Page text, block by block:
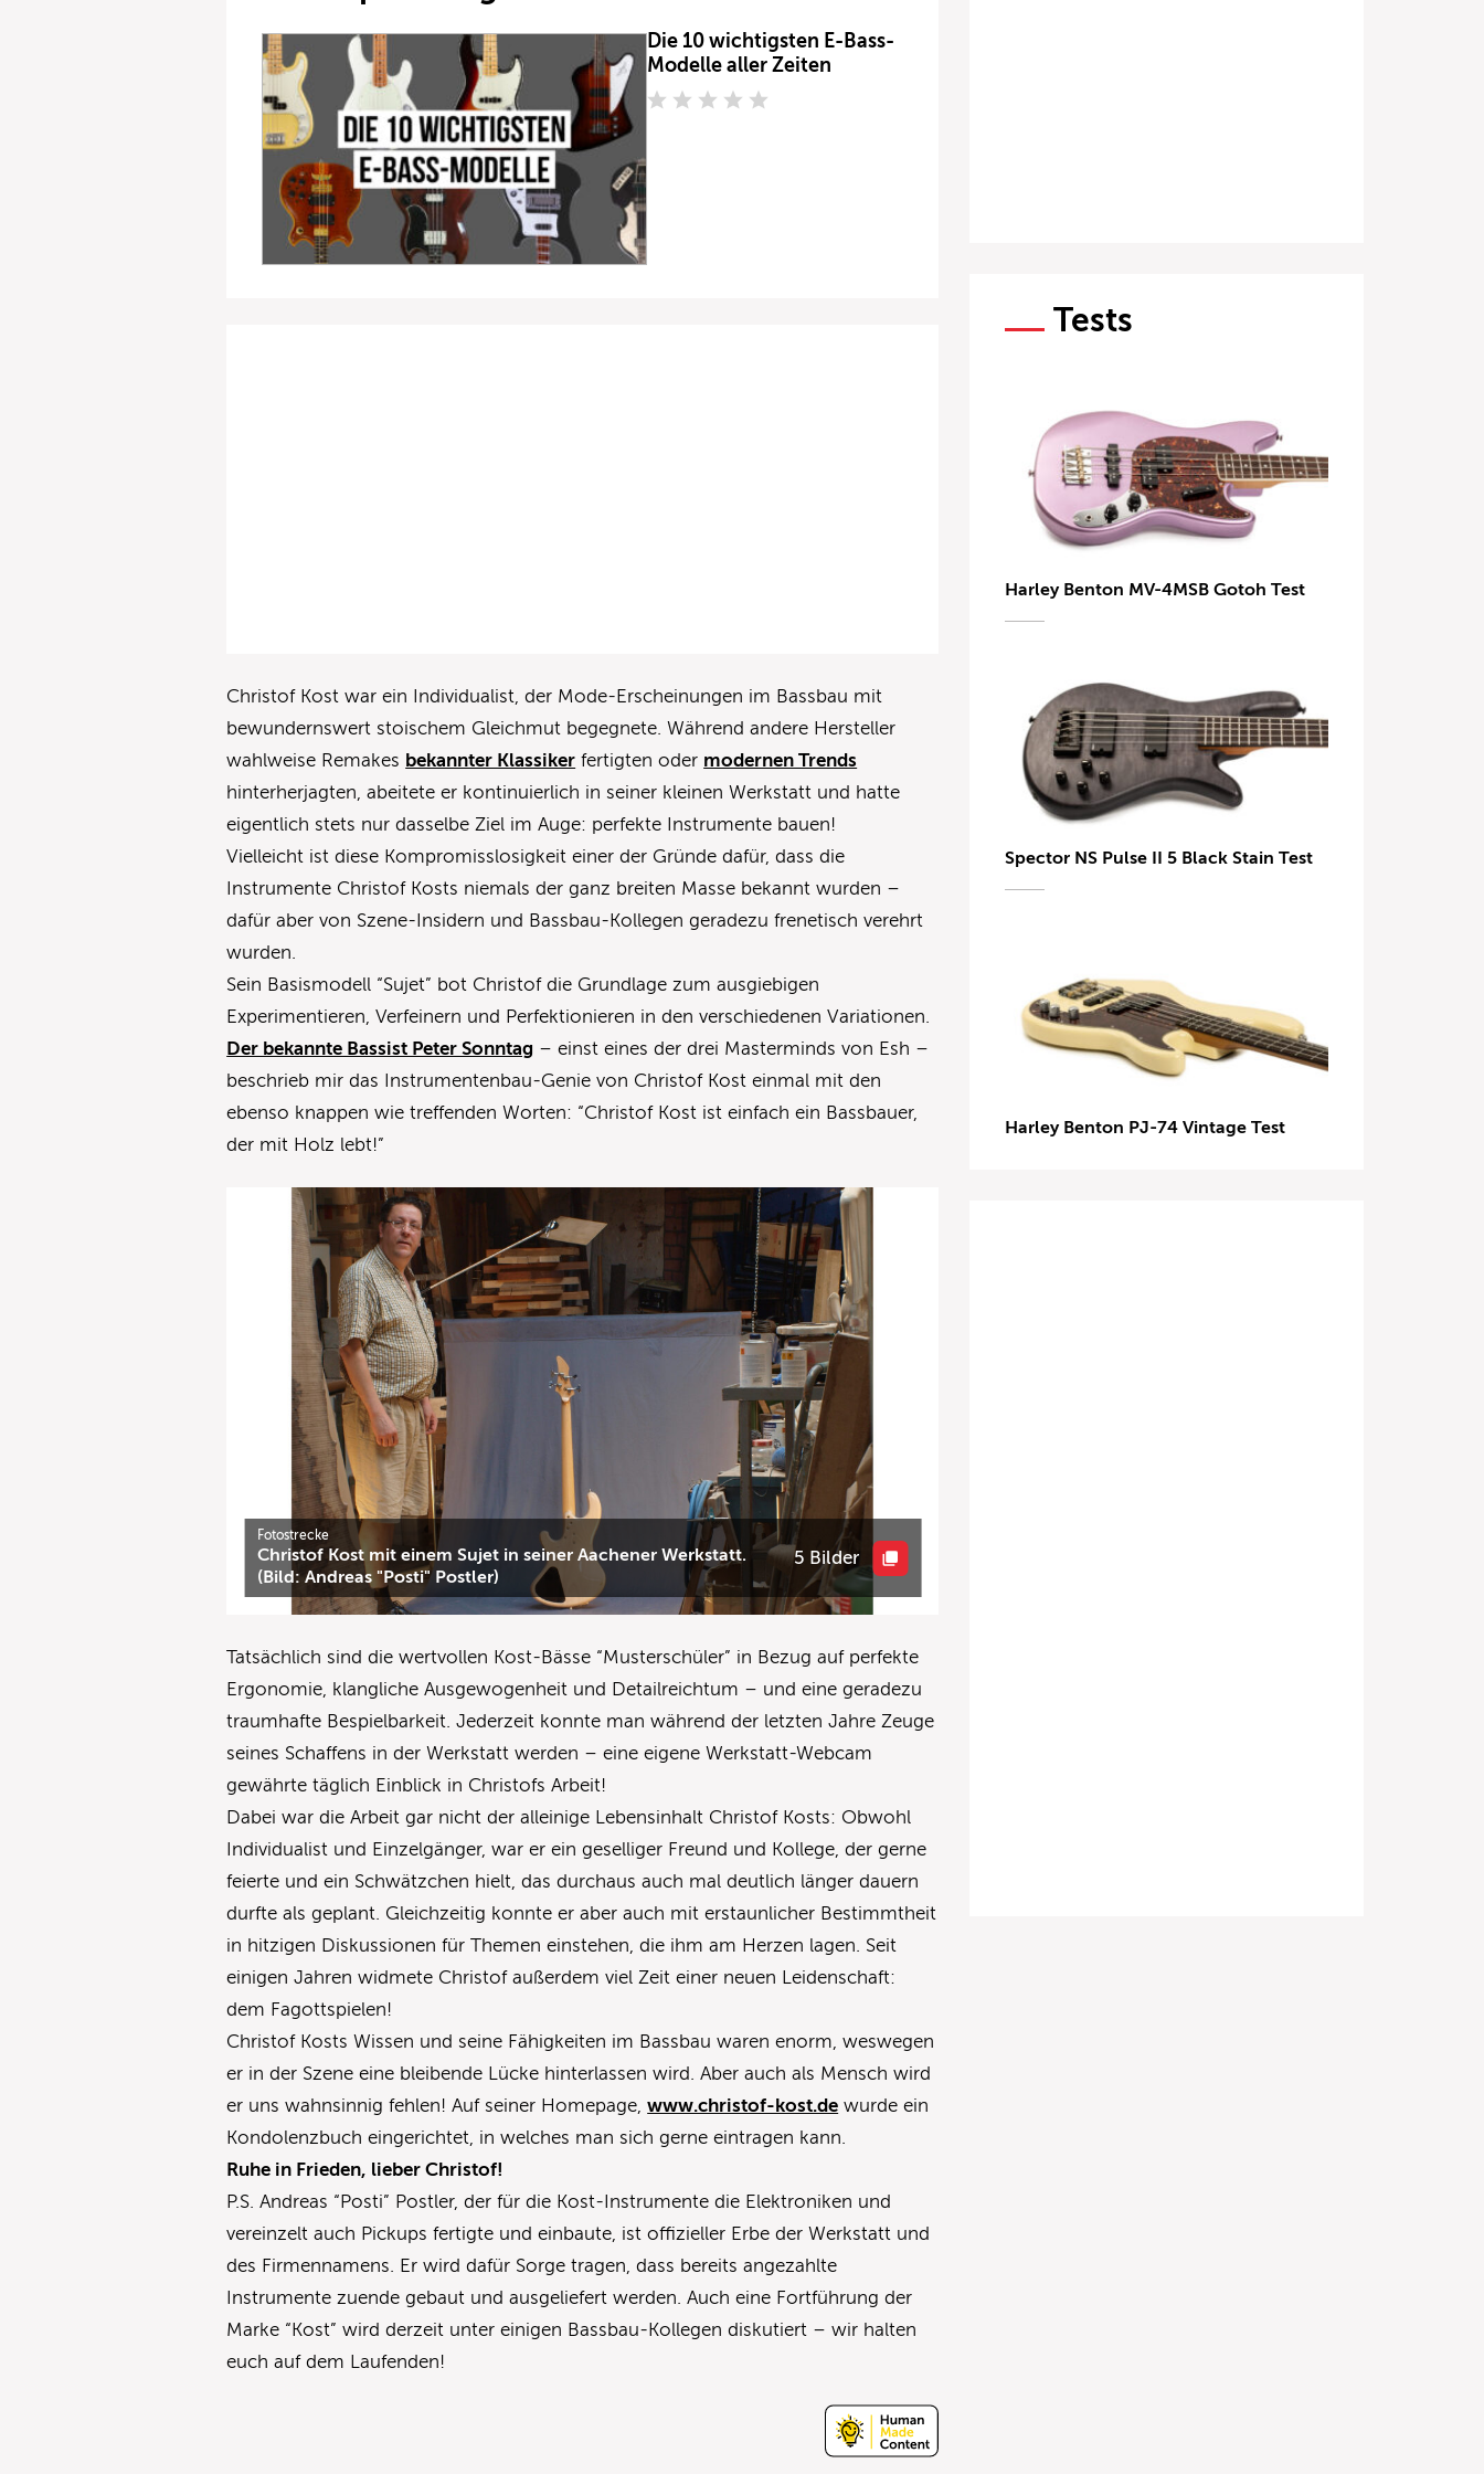
Die 10 wichtigsten E-Bass-
Modelle aller Zeiten
Christof Kost war ein Individualist, der Mode-Erscheinungen im Bassbau mit
bewundernswert stoischem Gleichmut begegnete. Während andere Hersteller
wahlweise Remakes bekannter Klassiker fertigten oder modernen Trends
hinterherjagten, abeitete er kontinuierlich in seiner kleinen Werkstatt und hatte
eigentlich stets nur dasselbe Ziel im Auge: perfekte Instrumente bauen!
Vielleicht ist diese Kompromisslosigkeit einer der Gründe dafür, dass die
Instrumente Christof Kosts niemals der ganz breiten Masse bekannt wurden –
dafür aber von Szene-Insidern und Bassbau-Kollegen geradezu frenetisch verehrt
wurden.
Sein Basismodell “Sujet” bot Christof die Grundlage zum ausgiebigen
Experimentieren, Verfeinern und Perfektionieren in den verschiedenen Variationen.
Der bekannte Bassist Peter Sonntag – einst eines der drei Masterminds von Esh –
beschrieb mir das Instrumentenbau-Genie von Christof Kost einmal mit den
ebenso knappen wie treffenden Worten: “Christof Kost ist einfach ein Bassbauer,
der mit Holz lebt!”
Fotostrecke
Christof Kost mit einem Sujet in seiner Aachener Werkstatt.
(Bild: Andreas "Posti" Postler)
5 Bilder
Tatsächlich sind die wertvollen Kost-Bässe “Musterschüler” in Bezug auf perfekte
Ergonomie, klangliche Ausgewogenheit und Detailreichtum – und eine geradezu
traumhafte Bespielbarkeit. Jederzeit konnte man während der letzten Jahre Zeuge
seines Schaffens in der Werkstatt werden – eine eigene Werkstatt-Webcam
gewährte täglich Einblick in Christofs Arbeit!
Dabei war die Arbeit gar nicht der alleinige Lebensinhalt Christof Kosts: Obwohl
Individualist und Einzelgänger, war er ein geselliger Freund und Kollege, der gerne
feierte und ein Schwätzchen hielt, das durchaus auch mal deutlich länger dauern
durfte als geplant. Gleichzeitig konnte er aber auch mit erstaunlicher Bestimmtheit
in hitzigen Diskussionen für Themen einstehen, die ihm am Herzen lagen. Seit
einigen Jahren widmete Christof außerdem viel Zeit einer neuen Leidenschaft:
dem Fagottspielen!
Christof Kosts Wissen und seine Fähigkeiten im Bassbau waren enorm, weswegen
er in der Szene eine bleibende Lücke hinterlassen wird. Aber auch als Mensch wird
er uns wahnsinnig fehlen! Auf seiner Homepage,www.christof-kost.de wurde ein
Kondolenzbuch eingerichtet, in welches man sich gerne eintragen kann.
Ruhe in Frieden, lieber Christof!
P.S. Andreas “Posti” Postler, der für die Kost-Instrumente die Elektroniken und
vereinzelt auch Pickups fertigte und einbaute, ist offizieller Erbe der Werkstatt und
des Firmennamens. Er wird dafür Sorge tragen, dass bereits angezahlte
Instrumente zuende gebaut und ausgeliefert werden. Auch eine Fortführung der
Marke “Kost” wird derzeit unter einigen Bassbau-Kollegen diskutiert – wir halten
euch auf dem Laufenden!
Tests
Harley Benton MV-4MSB Gotoh Test
Spector NS Pulse II 5 Black Stain Test
Harley Benton PJ-74 Vintage Test